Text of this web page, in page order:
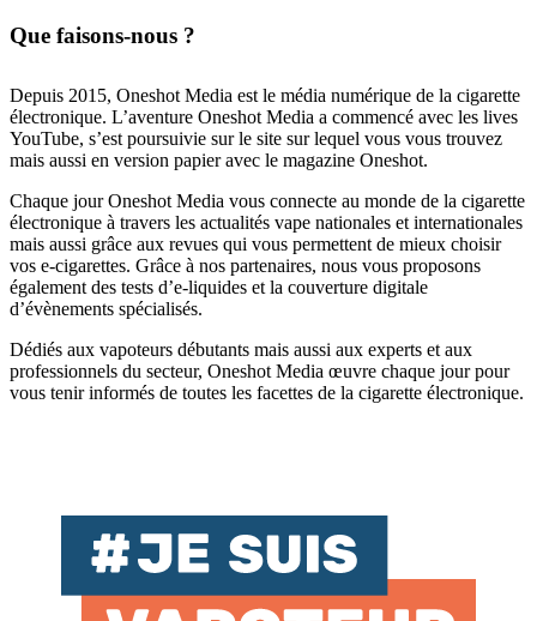
Que faisons-nous ?
Depuis 2015, Oneshot Media est le média numérique de la cigarette
électronique. L’aventure Oneshot Media a commencé avec les lives
YouTube, s’est poursuivie sur le site sur lequel vous vous trouvez
mais aussi en version papier avec le magazine Oneshot.
Chaque jour Oneshot Media vous connecte au monde de la cigarette
électronique à travers les actualités vape nationales et internationales
mais aussi grâce aux revues qui vous permettent de mieux choisir
vos e-cigarettes. Grâce à nos partenaires, nous vous proposons
également des tests d’e-liquides et la couverture digitale
d’évènements spécialisés.
Dédiés aux vapoteurs débutants mais aussi aux experts et aux
professionnels du secteur, Oneshot Media œuvre chaque jour pour
vous tenir informés de toutes les facettes de la cigarette électronique.